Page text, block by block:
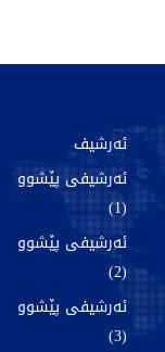
ئەرشیف
ئەرشیفی پێشوو
(1)
ئەرشیفی پێشوو
(2)
ئەرشیفی پێشوو
(3)